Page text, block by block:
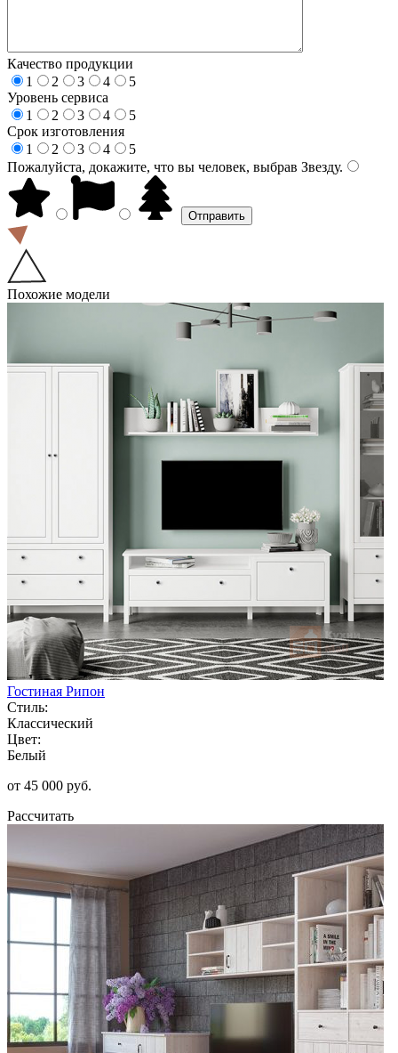
Качество продукции
1
2 3 4
5
Уровень сервиса
1
2 3 4
5
Срок изготовления
1
2 3 4
5
Пожалуйста, докажите, что вы человек, выбрав Звезду.
Похожие модели
Гостиная Рипон
Стиль:
Классический
Цвет:
Белый
от 45 000 руб.
Рассчитать